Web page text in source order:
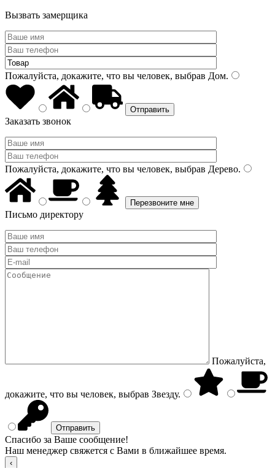
Вызвать замерщика
Пожалуйста, докажите, что вы человек, выбрав Дом.
Заказать звонок
Пожалуйста, докажите, что вы человек, выбрав Дерево.
Письмо директору
Пожалуйста,
докажите, что вы человек, выбрав Звезду.
Спасибо за Ваше сообщение!
Наш менеджер свяжется с Вами в ближайшее время.